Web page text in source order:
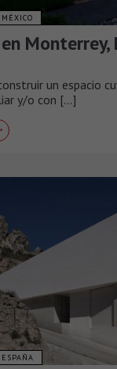
MÉXICO
Monterrey,
un espacio
y/o con [...]
ESPAÑA